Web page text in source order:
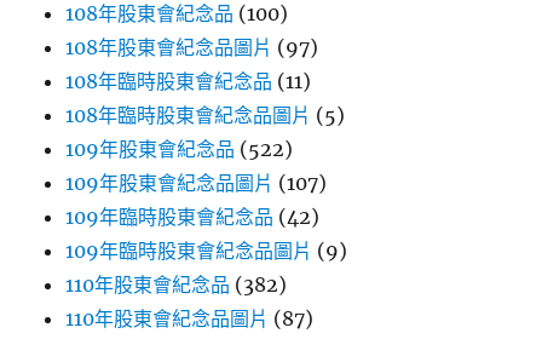
108年股東會紀念品 (100)
108年股東會紀念品圖片 (97)
108年臨時股東會紀念品 (11)
108年臨時股東會紀念品圖片 (5)
109年股東會紀念品 (522)
109年股東會紀念品圖片 (107)
109年臨時股東會紀念品 (42)
109年臨時股東會紀念品圖片 (9)
110年股東會紀念品 (382)
110年股東會紀念品圖片 (87)